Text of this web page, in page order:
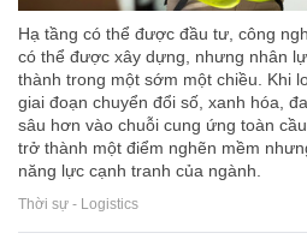
Hạ tầng có thể được đầu tư, công
có thể được xây dựng, nhưng nhân
thành trong một sớm một chiều. Khi
giai đoạn chuyển đổi số, xanh hóa,
sâu hơn vào chuỗi cung ứng toàn
trở thành một điểm nghẽn mềm
năng lực cạnh tranh của ngành.
Thời sự - Logistics